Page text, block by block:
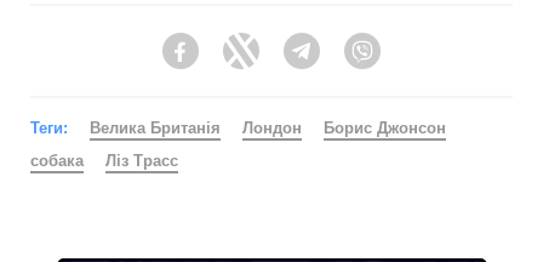
FacebookTwitter Telegram
Теги: Велика Британія Лондон
Борис Джонсон
собака
Ліз Трасс